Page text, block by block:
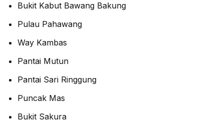
Bukit Kabut Bawang Bakung
Pulau Pahawang
Way Kambas
Pantai Mutun
Pantai Sari Ringgung
Puncak Mas
Bukit Sakura